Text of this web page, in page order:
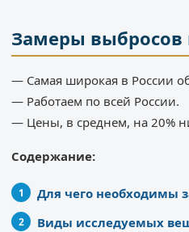
Замеры выбросов
— Самая широкая в России
— Работаем по всей России.
— Цены, в среднем, на 20%
Содержание:
Для чего необходимы
Виды исследуемых